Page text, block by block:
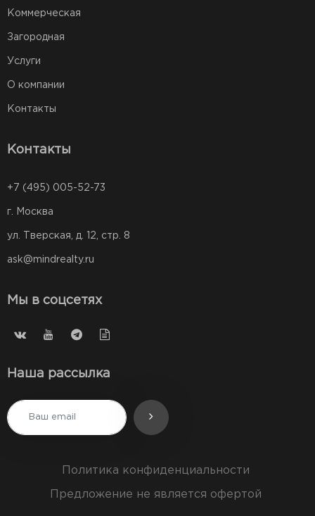
Коммерческая
Загородная
Услуги
О компании
Контакты
Контакты
+7 (495) 005-52-73
г. Москва
ул. Тверская, д. 12, стр. 8
ask@mindrealty.ru
Мы в соцсетях
Наша рассылка
Политика конфиденциальности
Предложение не является офертой